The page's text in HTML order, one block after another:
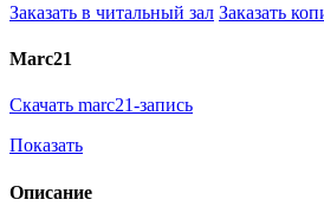
Заказать в читальный зал Заказать
Marc21
Скачать marc21-запись
Показать
Описание